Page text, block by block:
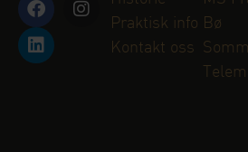
Praktisk info
Kontakt oss
Bø